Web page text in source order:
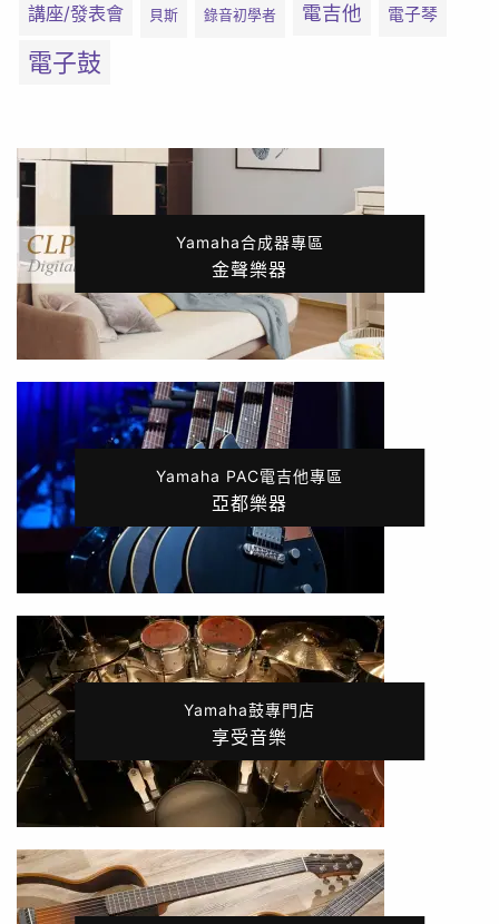
講座/發表會 貝斯 錄音初學者 電吉他 電子琴
電子鼓
Yamaha合成器專區
金聲樂器
Yamaha PAC電吉他專區
亞都樂器
Yamaha鼓專門店
享受音樂